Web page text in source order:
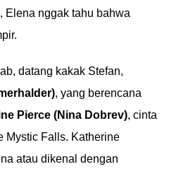
Elena nggak tahu bahwa
datang kakak Stefan,
, yang berencana
Pierce (Nina Dobrev), cinta
Mystic Falls. Katherine
atau dikenal dengan